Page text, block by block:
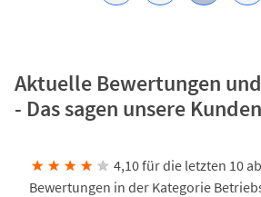
Aktuelle Bewertungen
- Das sagen unsere Kunden
★ ★ ★ ★ ★ 4,10 für die letzten 10
Bewertungen in der Kategorie